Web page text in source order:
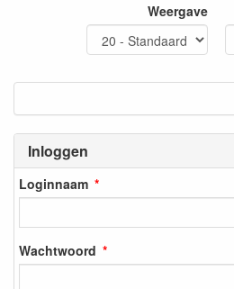
Inloggen
Loginnaam
Wachtwoord
Weergave